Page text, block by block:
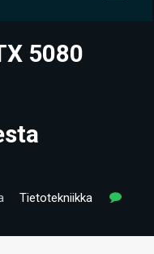
5080
Tietotekniikka